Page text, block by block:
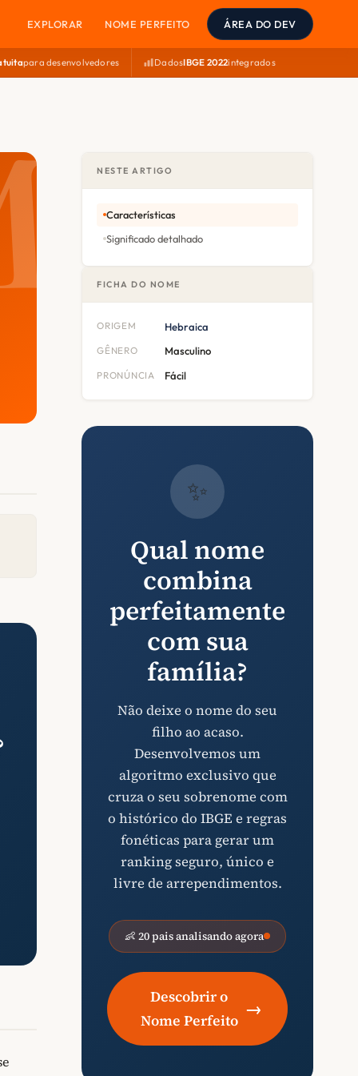
EXPLORAR NOME PERFEITO ÁREA DO DEV
para desenvolvedores DadosIBGE 2022integrados
NESTE ARTIGO
Características
Significado detalhado
FICHA DO NOME
ORIGEM Hebraica
GÊNERO Masculino
PRONÚNCIA Fácil
✨
Qual nome
combina
perfeitamente
com sua
família?
Não deixe o nome do seu
filho ao acaso.
Desenvolvemos um
algoritmo exclusivo que
cruza o seu sobrenome com
o histórico do IBGE e regras
fonéticas para gerar um
ranking seguro, único e
livre de arrependimentos.
👶 20 pais analisando agora
Descobrir o
Nome Perfeito
→